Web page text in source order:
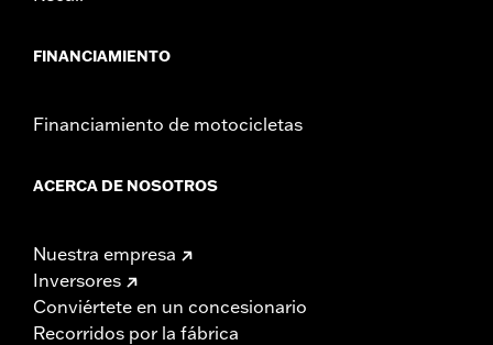
FINANCIAMIENTO
Financiamiento de motocicletas
ACERCA DE NOSOTROS
Nuestra empresa
Inversores
Conviértete en un concesionario
Recorridos por la fábrica